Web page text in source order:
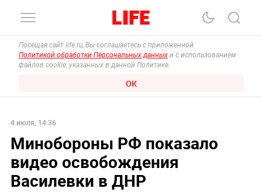
Посещая сайт life.ru, Вы соглашаетесь с приложенной
Политикой обработки Персональных данных и с использованием
файлов cookie, указанных в данной Политике.
ОК
4 июля, 14:36
Минобороны РФ показало
видео освобождения
Василевки в ДНР